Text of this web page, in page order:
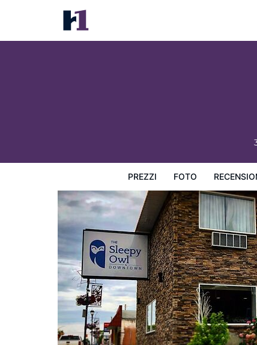
PREZZI FOTO
The Sleepy Owl
Prezzi